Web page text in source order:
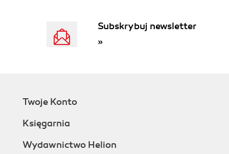
Subskrybuj newsletter
»
Twoje Konto
Księgarnia
Wydawnictwo Helion